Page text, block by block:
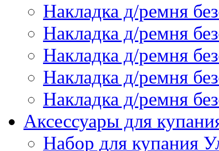
Накладка д/ремня
Накладка д/ремня
Накладка д/ремня
Накладка д/ремня
Накладка д/ремня
Аксессуары для
Набор для купания